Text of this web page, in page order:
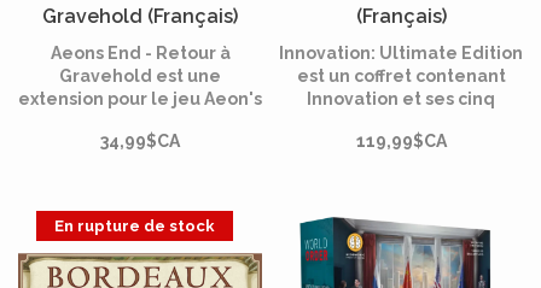
Gravehold (Français)
Aeons End - Retour à
Gravehold est une
extension pour le jeu Aeon's
nouveaux mages, deux
marché et de nouveaux
trésors pour le mode
Expédition.
34,99$CA
(Français)
[PRÉCOMMANDE]
Innovation: Ultimate Edition
est un coffret contenant
Innovation et ses cinq
nouvelle extension
jouer à plus de 4 joueurs.
119,99$CA
En rupture de stock